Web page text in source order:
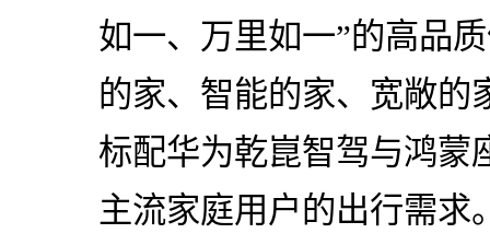
如一、万里如一”的高品
的家、智能的家、宽敞的
标配华为乾崑智驾与鸿蒙
主流家庭用户的出行需求